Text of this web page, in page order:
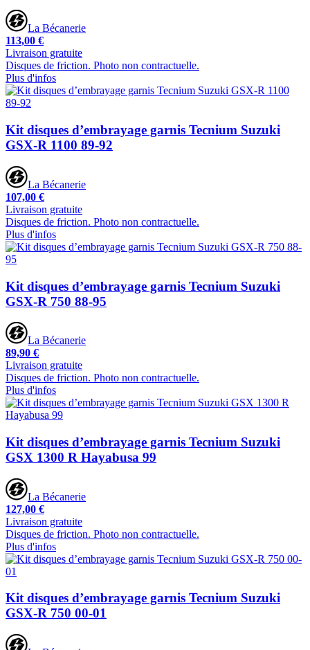
La Bécanerie
113,00 €
Livraison gratuite
Disques de friction. Photo non contractuelle.
Plus d'infos
Kit disques d’embrayage garnis Tecnium Suzuki
GSX-R 1100 89-92
La Bécanerie
107,00 €
Livraison gratuite
Disques de friction. Photo non contractuelle.
Plus d'infos
Kit disques d’embrayage garnis Tecnium Suzuki
GSX-R 750 88-95
La Bécanerie
89,90 €
Livraison gratuite
Disques de friction. Photo non contractuelle.
Plus d'infos
Kit disques d’embrayage garnis Tecnium Suzuki
GSX 1300 R Hayabusa 99
La Bécanerie
127,00 €
Livraison gratuite
Disques de friction. Photo non contractuelle.
Plus d'infos
Kit disques d’embrayage garnis Tecnium Suzuki
GSX-R 750 00-01